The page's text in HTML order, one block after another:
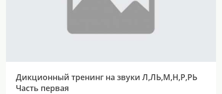
Дикционный тренинг на звуки Л,ЛЬ,М,Н,Р,РЬ
Часть первая